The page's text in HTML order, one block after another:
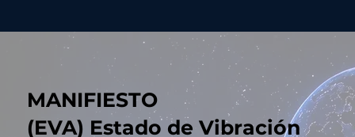
MANIFIESTO
(EVA) Estado de Vibración